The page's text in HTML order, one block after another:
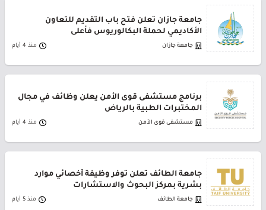
جامعة جازان تعلن فتح باب التقديم للتعاون
الأكاديمي لحملة البكالوريوس فأعلى
جامعة جازان منذ 4 أيام
برنامج مستشفى قوى الأمن يعلن وظائف في مجال
المختبرات الطبية بالرياض
مستشفى قوى الأمن منذ 4 أيام
جامعة الطائف تعلن توفر وظيفة أخصائي موارد
بشرية بمركز البحوث والاستشارات
جامعة الطائف منذ 5 أيام